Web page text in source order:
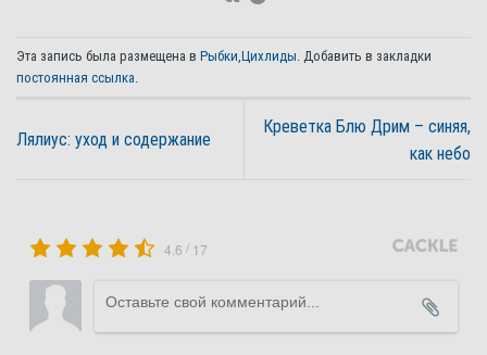
Эта запись была размещена в Рыбки Цихлиды . Добавить в закладки
постоянная ссылка
Лялиус: уход и содержание
Креветка Блю Дрим – синяя,
как небо
4.6 / 17